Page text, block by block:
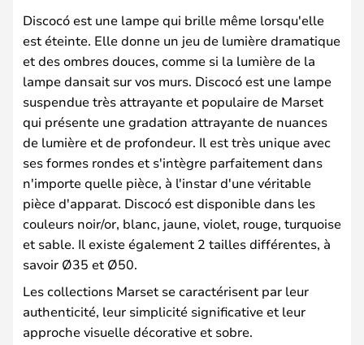
Discocó est une lampe qui brille même lorsqu'elle
est éteinte. Elle donne un jeu de lumière dramatique
et des ombres douces, comme si la lumière de la
lampe dansait sur vos murs. Discocó est une lampe
suspendue très attrayante et populaire de Marset
qui présente une gradation attrayante de nuances
de lumière et de profondeur. Il est très unique avec
ses formes rondes et s'intègre parfaitement dans
n'importe quelle pièce, à l'instar d'une véritable
pièce d'apparat. Discocó est disponible dans les
couleurs noir/or, blanc, jaune, violet, rouge, turquoise
et sable. Il existe également 2 tailles différentes, à
savoir Ø35 et Ø50.
Les collections Marset se caractérisent par leur
authenticité, leur simplicité significative et leur
approche visuelle décorative et sobre.